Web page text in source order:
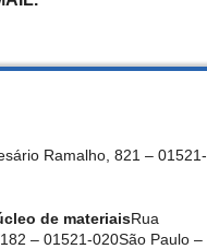
Ramalho, 821 – 01521-
de materiaisRua
– 01521-020São Paulo –